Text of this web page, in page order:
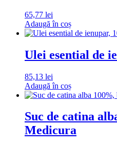
65,77 lei
Adaugă în coș
Ulei esential de
85,13 lei
Adaugă în coș
Suc de catina
Medicura